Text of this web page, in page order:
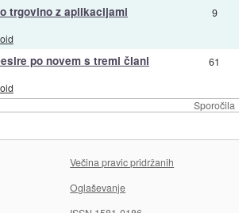
Sporočila
trgovino z aplikacijami 9
po novem s tremi člani 61
Večina pravic pridržanih
Oglaševanje